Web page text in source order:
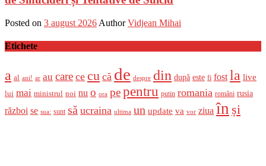
Posted on 3 august 2026 Author Vidjean Mihai
Etichete
a al ani! ar au care ce cu că de despre din după este fi fost la live
lui mai ministrul noi nu o ora pepentru putin romania români rusia
război se sua: sunt să ucraina ultima un update va vor ziua în și